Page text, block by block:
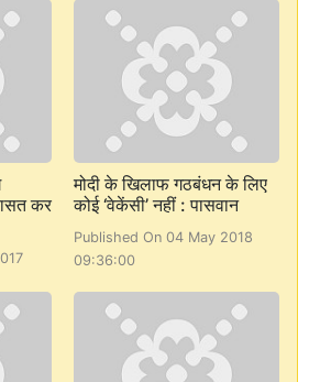
कर
मोदी के खिलाफ गठबंधन के लिए
कोई ‘वेकेंसी’ नहीं : पासवान
Published On 04 May 2018
09:36:00